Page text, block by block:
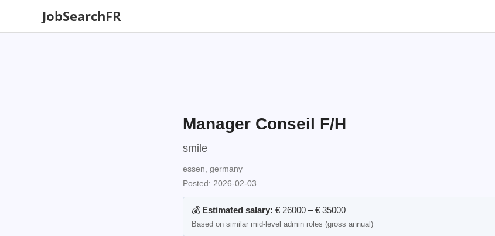
JobSearchFR
Manager Conseil F/H
smile
essen, germany
Posted: 2026-02-03
💰 Estimated salary: € 26000 – € 35000
Based on similar mid-level admin roles (gross annual)